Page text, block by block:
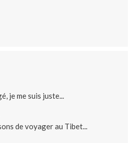
je me suis juste...
de voyager au Tibet...